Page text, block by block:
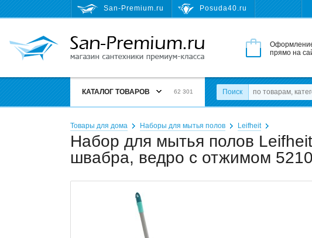
San-Premium.ru Posuda40.ru
прямо на
КАТАЛОГ ТОВАРОВ 62 301 Поиск
Товары для дома Наборы для мытья полов Leifheit
Набор для мытья полов
швабра, ведро с отжимом